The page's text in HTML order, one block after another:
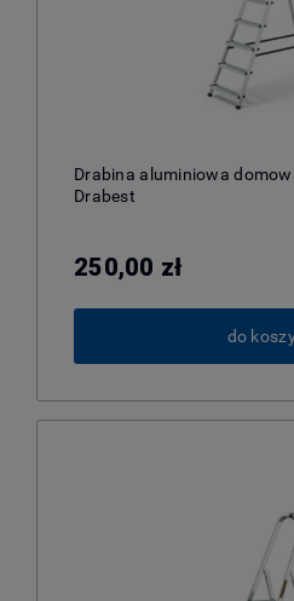
Drabina aluminiowa
Drabest
250,00 zł
do